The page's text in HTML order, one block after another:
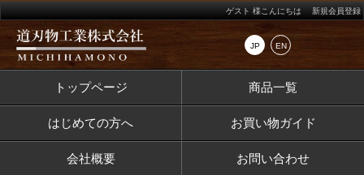
JP EN
ゲスト 様こんにちは 新規会員登録
トップページ 商品一覧
はじめての方へ お買い物ガイド
会社概要 お問い合わせ